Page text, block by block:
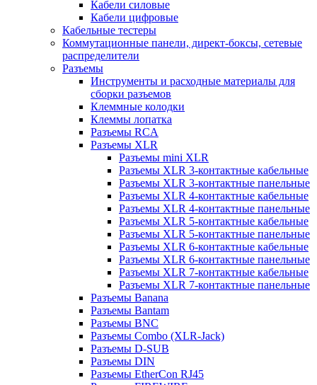
Кабели силовые
Кабели цифровые
Кабельные тестеры
Коммутационные панели, директ-боксы, сетевые
распределители
Разъемы
Инструменты и расходные материалы для
сборки разъемов
Клеммные колодки
Клеммы лопатка
Разъемы RCA
Разъемы XLR
Разъемы mini XLR
Разъемы XLR 3-контактные кабельные
Разъемы XLR 3-контактные панельные
Разъемы XLR 4-контактные кабельные
Разъемы XLR 4-контактные панельные
Разъемы XLR 5-контактные кабельные
Разъемы XLR 5-контактные панельные
Разъемы XLR 6-контактные кабельные
Разъемы XLR 6-контактные панельные
Разъемы XLR 7-контактные кабельные
Разъемы XLR 7-контактные панельные
Разъемы Banana
Разъемы Bantam
Разъемы BNC
Разъемы Combo (XLR-Jack)
Разъемы D-SUB
Разъемы DIN
Разъемы EtherCon RJ45